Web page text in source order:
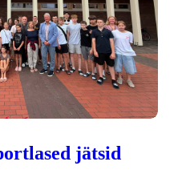
jätsid